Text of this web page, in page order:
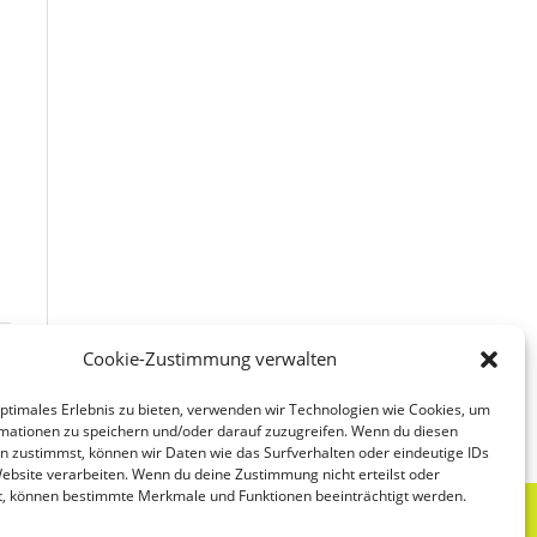
Cookie-Zustimmung verwalten
Erlebnis zu bieten, verwenden wir Technologien wie Cookies, um
zu speichern und/oder darauf zuzugreifen. Wenn du diesen
zustimmst, können wir Daten wie das Surfverhalten oder eindeutige IDs
verarbeiten. Wenn du deine Zustimmung nicht erteilst oder
können bestimmte Merkmale und Funktionen beeinträchtigt werden.